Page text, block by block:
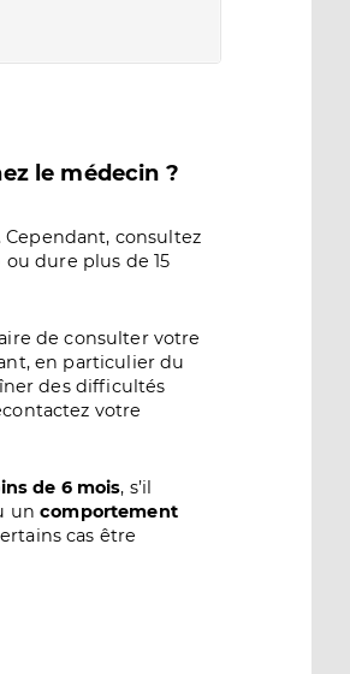
le médecin ?
Cependant, consultez
dure plus de 15
de consulter votre
en particulier du
des difficultés
votre
de 6 mois, s’il
uncomportement
cas être